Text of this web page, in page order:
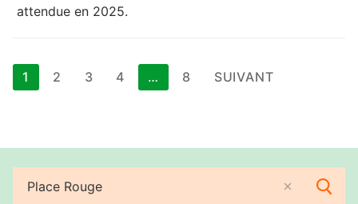
attendue en 2025.
Pagination
des
1 2 3 4 … 8 SUIVANT
Rechercher